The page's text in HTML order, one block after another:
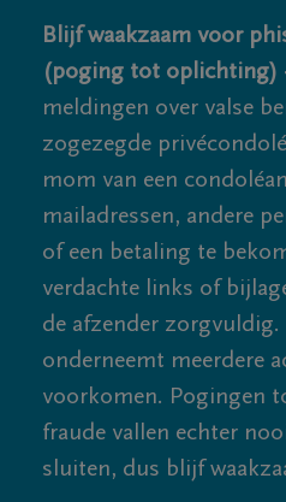
Blijf waakzaam voor
(poging tot oplichting)
meldingen over valse
zogezegde
mom van een
mailadressen, andere
of een betaling te
verdachte links of
de afzender zorgvuldig.
onderneemt meerdere
voorkomen. Pogingen
fraude vallen echter
sluiten, dus blijf